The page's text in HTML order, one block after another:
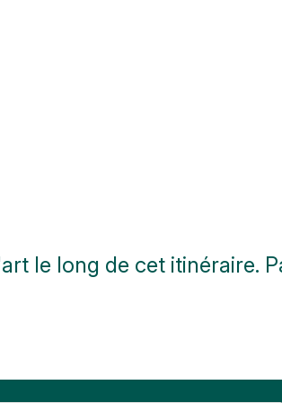
le long de cet itinéraire.